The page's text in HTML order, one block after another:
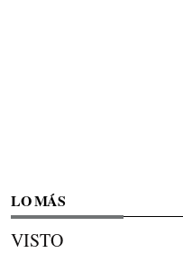
LO MÁS
VISTO